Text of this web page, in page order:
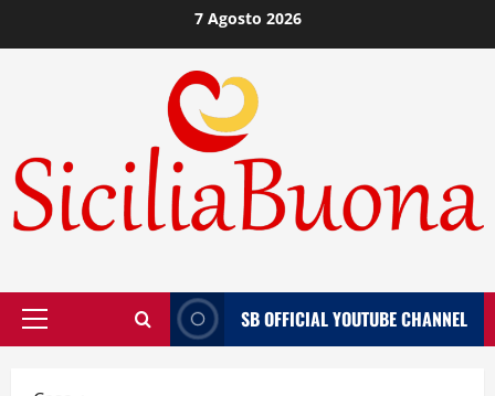
al
7 Agosto 2026
Menù
SB OFFICIAL YOUTUBE CHANNEL